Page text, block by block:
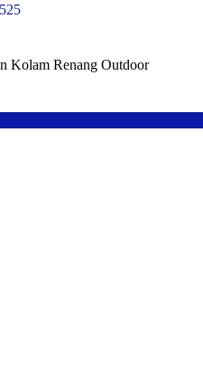
Kolam Renang Outdoor